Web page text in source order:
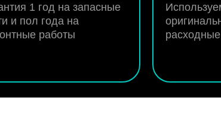
1 год на запасные
и пол года на
работы